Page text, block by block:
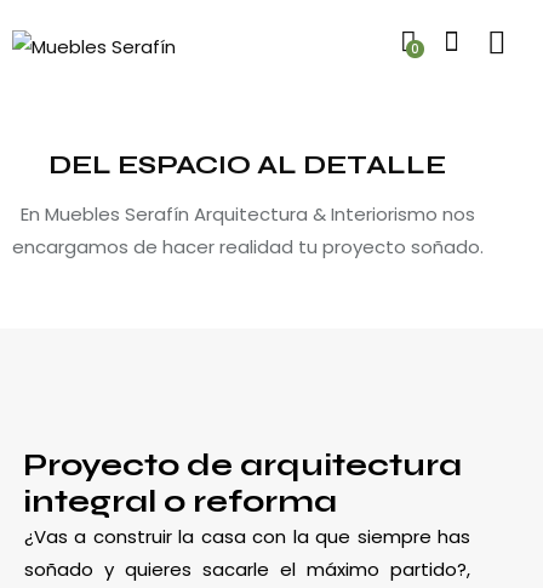
0
DEL ESPACIO AL DETALLE
En Muebles Serafín Arquitectura & Interiorismo nos
encargamos de hacer realidad tu proyecto soñado.
Proyecto de arquitectura
integral o reforma
¿Vas a construir la casa con la que siempre has
soñado y quieres sacarle el máximo partido?,